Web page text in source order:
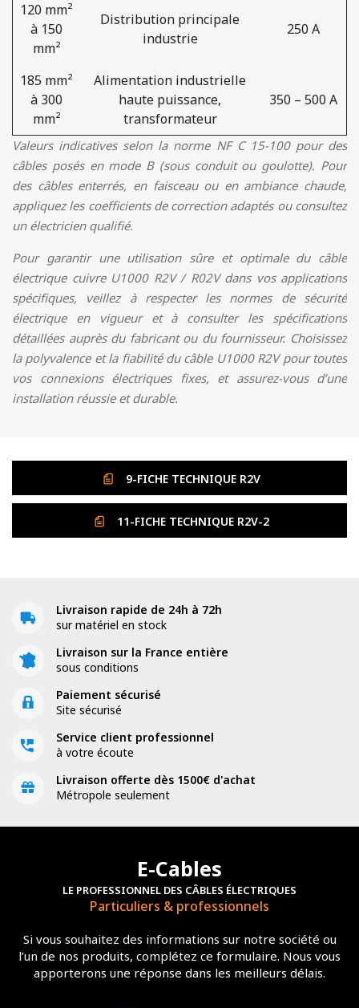
120 mm²
à 150
mm²
Distribution principale
industrie
250 A
185 mm²
à 300
mm²
Alimentation industrielle
haute puissance,
transformateur
350 – 500 A
Valeurs indicatives selon la norme NF C 15-100 pour des
câbles posés en mode B (sous conduit ou goulotte). Pour
des câbles enterrés, en faisceau ou en ambiance chaude,
appliquez les coefficients de correction adaptés ou consultez
un électricien qualifié.
Pour garantir une utilisation sûre et optimale du câble
électrique cuivre U1000 R2V / R02V dans vos applications
spécifiques, veillez à respecter les normes de sécurité
électrique en vigueur et à consulter les spécifications
détaillées auprès du fabricant ou du fournisseur. Choisissez
la polyvalence et la fiabilité du câble U1000 R2V pour toutes
vos connexions électriques fixes, et assurez-vous d’une
installation réussie et durable.
9-FICHE TECHNIQUE R2V
11-FICHE TECHNIQUE R2V-2
Livraison rapide de 24h à 72h
sur matériel en stock
Livraison sur la France entière
sous conditions
Paiement sécurisé
Site sécurisé
Service client professionnel
à votre écoute
Livraison offerte dès 1500€ d'achat
Métropole seulement
E-Cables
LE PROFESSIONNEL DES CÂBLES ÉLECTRIQUES
Particuliers & professionnels
Si vous souhaitez des informations sur notre société ou
l’un de nos produits, complétez ce formulaire. Nous vous
apporterons une réponse dans les meilleurs délais.